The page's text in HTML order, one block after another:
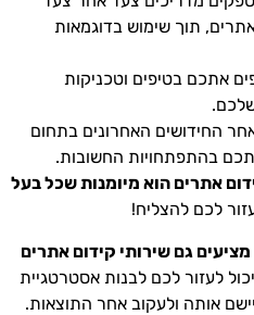
תוך שימוש בדוגמאות
אתכם בטיפים וטכניקות
החידושים האחרונים בתחום
בהתפתחויות החשובות.
אתרים הוא מיומנות שכל בעל
לכם להצליח!
גם שירותי קידום אתרים
לעזור לכם לבנות אסטרטגיית
אותה ולעקוב אחר התוצאות.